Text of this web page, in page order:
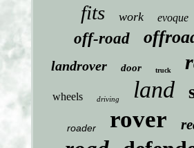
fits work evoque
off-road
landrover door truck
wheels driving land
roader rover